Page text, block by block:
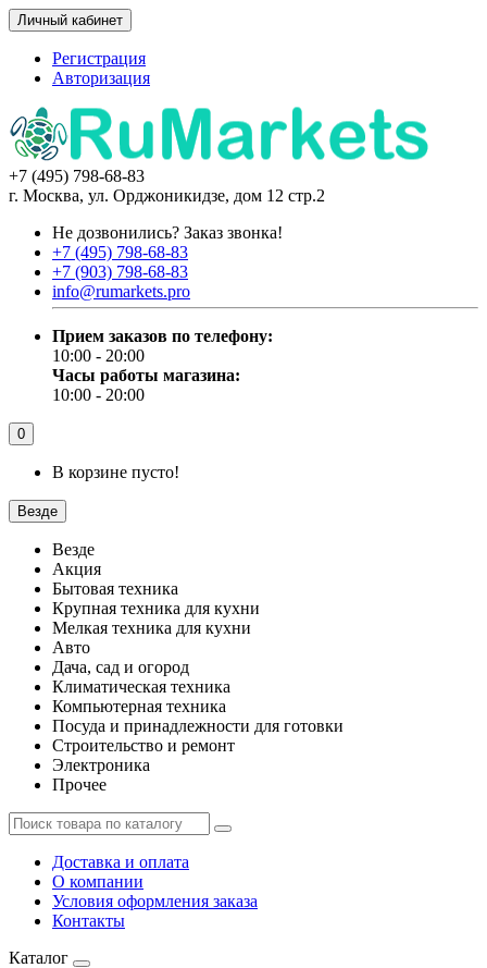
Личный кабинет
Регистрация
Авторизация
+7 (495) 798-68-83
г. Москва, ул. Орджоникидзе, дом 12 стр.2
Не дозвонились? Заказ звонка!
+7 (495) 798-68-83
+7 (903) 798-68-83
info@rumarkets.pro
Прием заказов по телефону:
10:00 - 20:00
Часы работы магазина:
10:00 - 20:00
0
В корзине пусто!
Везде
Везде
Акция
Бытовая техника
Крупная техника для кухни
Мелкая техника для кухни
Авто
Дача, сад и огород
Климатическая техника
Компьютерная техника
Посуда и принадлежности для готовки
Строительство и ремонт
Электроника
Прочее
Доставка и оплата
О компании
Условия оформления заказа
Контакты
Каталог